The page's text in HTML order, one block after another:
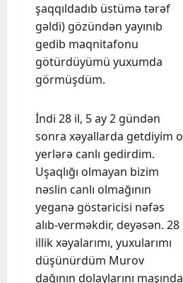
şaqqıldadıb üstümə tərəf
gəldi) gözündən yayınıb
gedib maqnitafonu
götürdüyümü yuxumda
görmüşdüm.
İndi 28 il, 5 ay 2 gündən
sonra xəyallarda getdiyim o
yerlərə canlı gedirdim.
Uşaqlığı olmayan bizim
nəslin canlı olmağının
yeganə göstəricisi nəfəs
alıb-verməkdir, deyəsən. 28
illik xəyalarımı, yuxularımı
düşünürdüm Murov
dağının dolaylarını maşında